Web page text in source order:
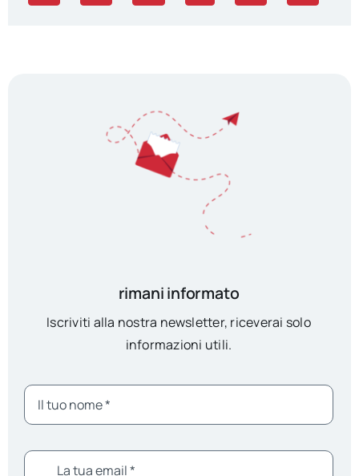
rimani informato
Iscriviti alla nostra newsletter, riceverai solo
informazioni utili.